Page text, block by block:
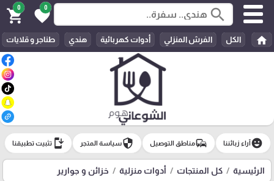
search
0
favorite
0
shopping_cart
home الكل الفرش المنزلي أدوات كهربائية هندي طناجر و قلايات
emoji_emotionsآراء زبائننا commuteمناطق التوصيل securityسياسة المتجر install_mobile تثبيت تطبيقنا
الرئيسية كل المنتجات أدوات منزلية خزائن و جوارير